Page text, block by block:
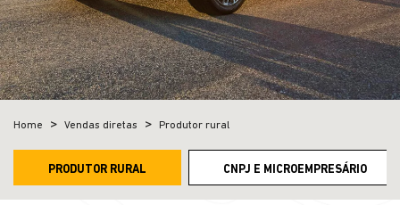
Home Vendas diretas Produtor rural
CNPJ E MICROEMPRESÁRIO
PRODUTOR RURAL